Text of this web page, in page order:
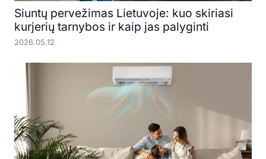
Siuntų pervežimas Lietuvoje: kuo skiriasi
kurjerių tarnybos ir kaip jas palyginti
2026.05.12